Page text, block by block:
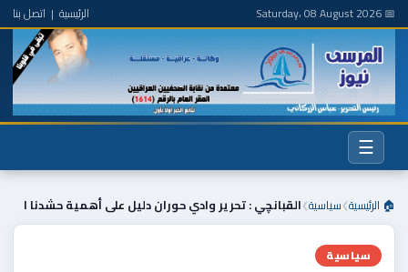
📅 Saturday، 08 August 2026 الرئيسية | اتصل بنا
☰
🏠 الرئيسية❯سياسية❯القبانچي : تحرير وادي حوران دليل على أهمية حشدنا ا
سياسية